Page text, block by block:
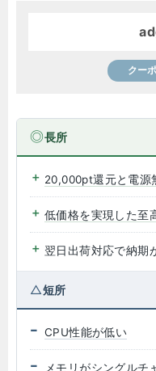
クー
長所
20,000pt還元と電源
低価格を実現した至
翌日出荷対応で納期
短所
CPU性能が低い
メモリがシングルチ